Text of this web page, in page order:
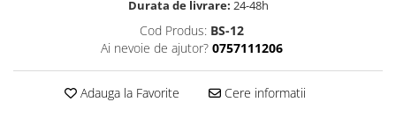
Surubelnite, clesti si chei
Ciocane si topoare
Cuttere, cutite si foarfece
Durata de livrare: 24-48h
Cod Produs: BS-12
Ai nevoie de ajutor? 0757111206
Adauga la Favorite Cere informatii